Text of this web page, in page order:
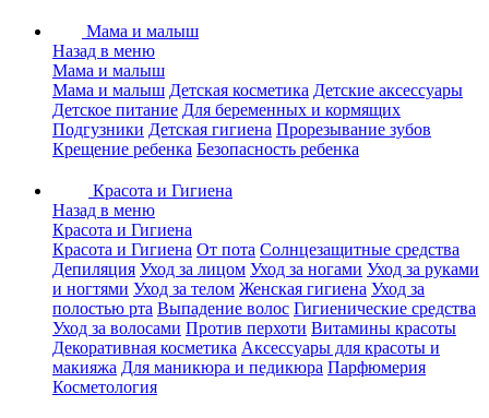
Мама и малыш
Назад в меню
Мама и малыш
Мама и малыш Детская косметика Детские аксессуары
Детское питание Для беременных и кормящих
Подгузники Детская гигиена Прорезывание зубов
Крещение ребенка Безопасность ребенка
Красота и Гигиена
Назад в меню
Красота и Гигиена
Красота и Гигиена От пота Солнцезащитные средства
Депиляция Уход за лицом Уход за ногами Уход за руками
и ногтями Уход за телом Женская гигиена Уход за
полостью рта Выпадение волос Гигиенические средства
Уход за волосами Против перхоти Витамины красоты
Декоративная косметика Аксессуары для красоты и
макияжа Для маникюра и педикюра Парфюмерия
Косметология